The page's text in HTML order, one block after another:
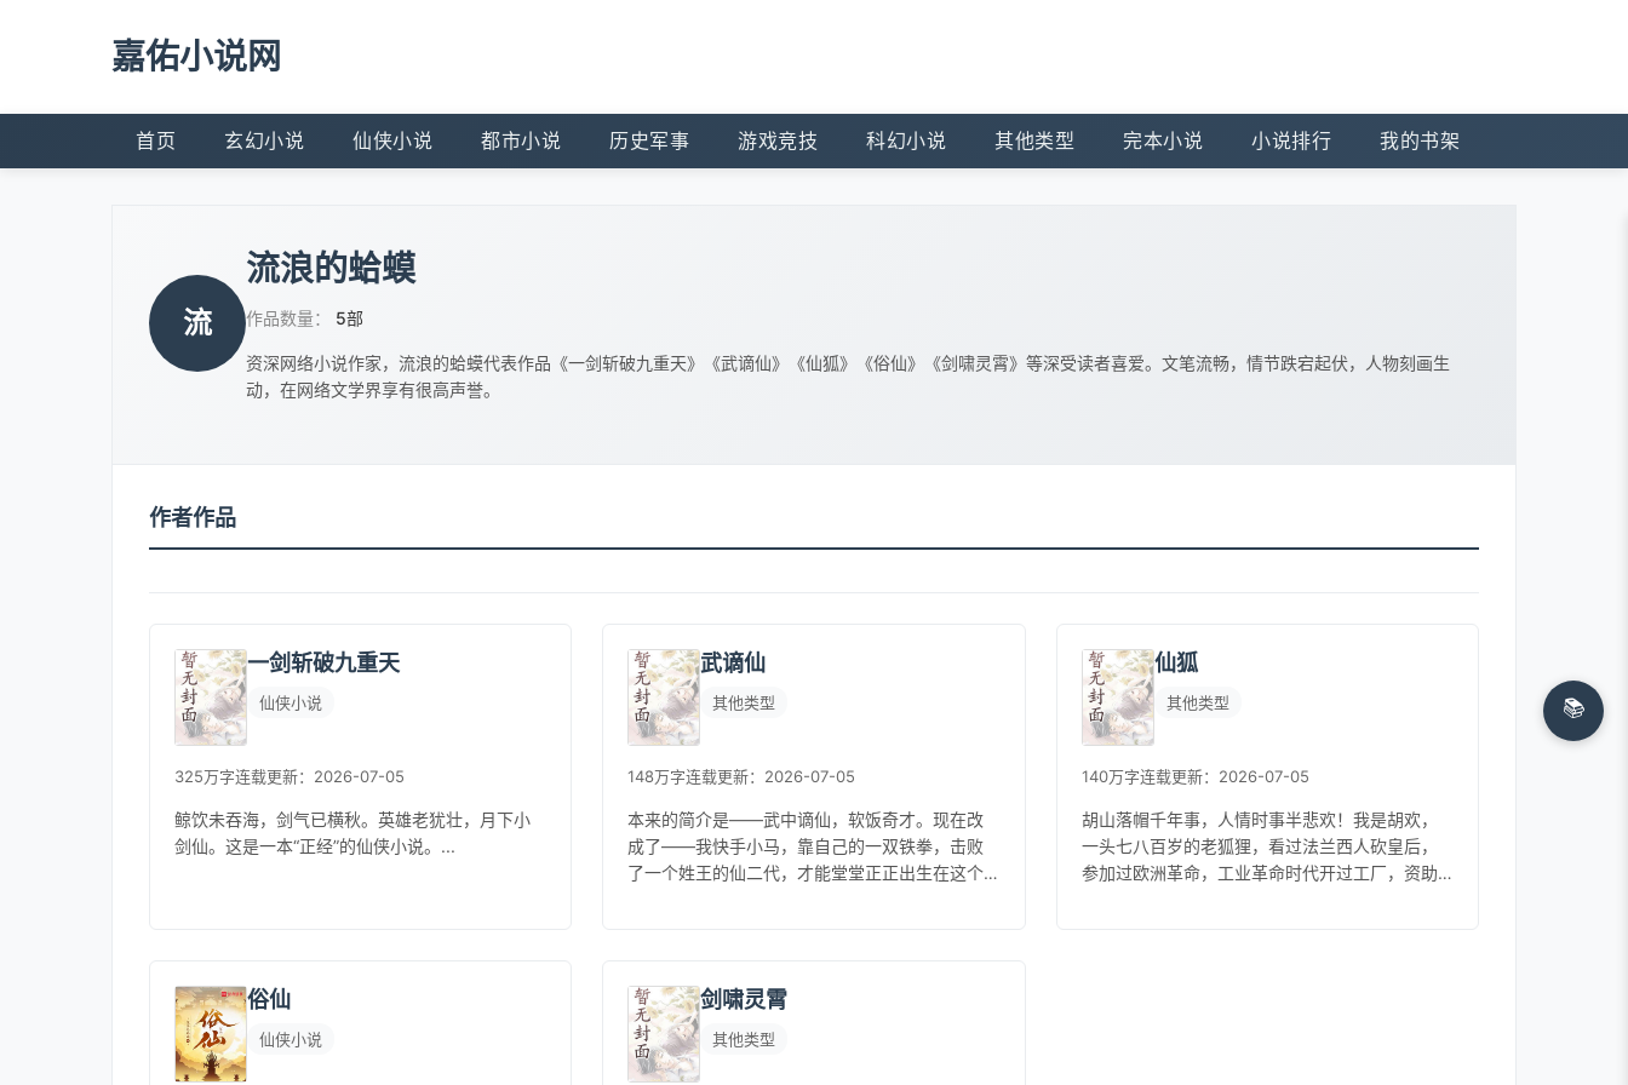
嘉佑小说网
首页 玄幻小说 仙侠小说 都市小说 历史军事 游戏竞技 科幻小说 其他类型 完本小说 小说排行 我的书架
流
流浪的蛤蟆
作品数量： 5部
资深网络小说作家，流浪的蛤蟆代表作品《一剑斩破九重天》《武谪仙》《仙狐》《俗仙》《剑啸灵霄》等深受读者喜爱。文笔流畅，情节跌宕起伏，人物刻画生
动，在网络文学界享有很高声誉。
作者作品
一剑斩破九重天
仙侠小说
325万字连载更新：2026-07-05
鲸饮未吞海，剑气已横秋。英雄老犹壮，月下小
剑仙。这是一本“正经”的仙侠小说。...
武谪仙
其他类型
148万字连载更新：2026-07-05
本来的简介是——武中谪仙，软饭奇才。现在改
成了——我快手小马，靠自己的一双铁拳，击败
了一个姓王的仙二代，才能堂堂正正出生在这个
仙狐
其他类型
140万字连载更新：2026-07-05
胡山落帽千年事，人情时事半悲欢！我是胡欢，
一头七八百岁的老狐狸，看过法兰西人砍皇后，
参加过欧洲革命，工业革命时代开过工厂，资助
俗仙
仙侠小说
剑啸灵霄
其他类型
📚